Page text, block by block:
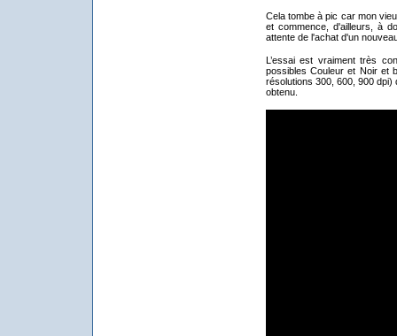
Cela tombe à pic car mon
et commence, d'ailleurs, à
attente de l'achat d'un
L’essai est vraiment très
possibles Couleur et Noir et
résolutions 300, 600, 900 dpi)
obtenu.